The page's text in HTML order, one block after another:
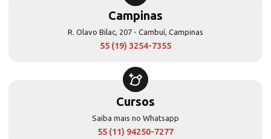
Campinas
R. Olavo Bilac, 207 - Cambuí, Campinas
55 (19) 3254-7355
Cursos
Saiba mais no Whatsapp
55 (11) 94250-7277